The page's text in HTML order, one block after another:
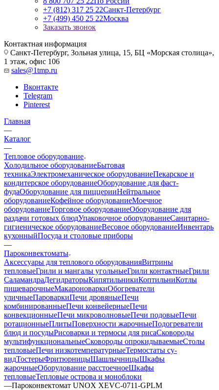
+7 (812) 317 25 22Санкт-Петербург
+7 (499) 450 25 22Москва
Заказать звонок
Контактная информация
Санкт-Петербург, Зольная улица, 15, БЦ «Морская столица»,
1 этаж, офис 106
sales@1tmp.ru
Вконтакте
Telegram
Pinterest
Главная
—
Каталог
—
Тепловое оборудование
Холодильное оборудованиеБытовая
техникаЭлектромеханическое оборудованиеПекарское и
кондитерское оборудованиеОборудование для фаст-
фудаОборудование для пиццерииНейтральное
оборудованиеКофейное оборудованиеМоечное
оборудованиеТорговое оборудованиеОборудование для
раздачи готовых блюдУпаковочное оборудованиеСанитарно-
гигиеническое оборудованиеВесовое оборудованиеИнвентарь
кухонныйПосуда и столовые приборы
—
Пароконвектоматы
Аксессуары для теплового оборудованияВитрины
тепловыеГрили и мангалы угольныеГрили контактныеГрили
СаламандраДегидраторыКипятильникиКоптильниКотлы
пищеварочныеМакароноваркиОбогреватели
уличныеПароваркиПечи дровяныеПечи
комбинированныеПечи конвейерныеПечи
конвекционныеПечи микроволновыеПечи подовыеПечи
ротационныеПлитыПоверхности жарочныеПодогреватели
блюд и посудыРисоварки и термосы для рисаСковороды
мультифункциональныеСковороды опрокидываемыеСтолы
тепловыеПечи низкотемпературныеТермостаты су-
видТостерыФритюрницыШашлычницыШкафы
жарочныеОборудование расстоечноеШкафы
тепловыеТепловые острова и моноблоки
—Пароконвектомат UNOX XEVC-0711-GPLM